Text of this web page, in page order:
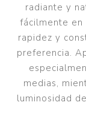
radiante y
fácilmente
rapidez y
preferencia.
medias,
luminosidad